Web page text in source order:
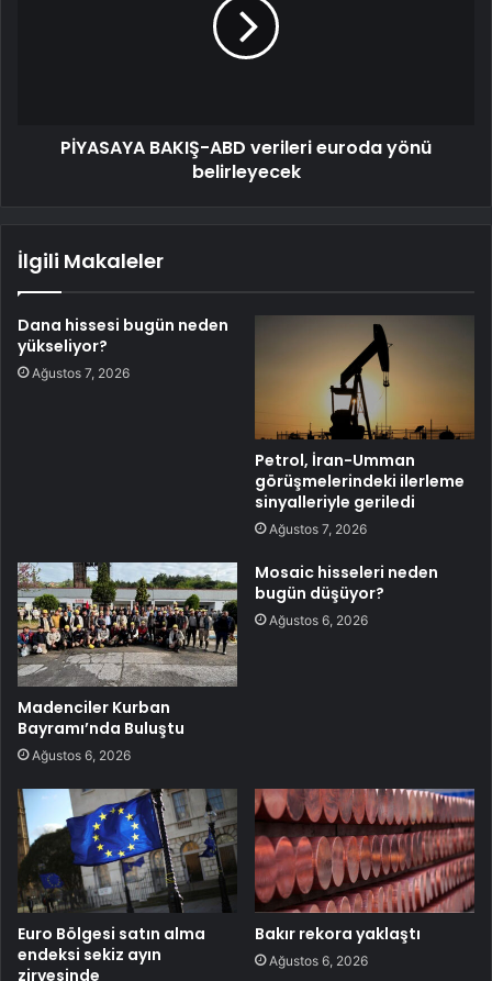
PİYASAYA BAKIŞ-ABD verileri euroda yönü
belirleyecek
İlgili Makaleler
Dana hissesi bugün neden
yükseliyor?
Ağustos 7, 2026
Petrol, İran-Umman
görüşmelerindeki ilerleme
sinyalleriyle geriledi
Ağustos 7, 2026
Madenciler Kurban
Bayramı’nda Buluştu
Ağustos 6, 2026
Mosaic hisseleri neden
bugün düşüyor?
Ağustos 6, 2026
Euro Bölgesi satın alma
endeksi sekiz ayın
zirvesinde
Bakır rekora yaklaştı
Ağustos 6, 2026